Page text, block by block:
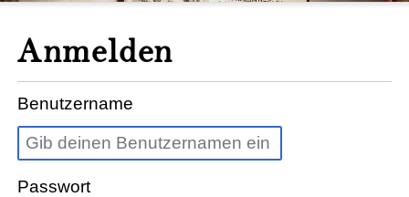
Anmelden
Benutzername
Passwort